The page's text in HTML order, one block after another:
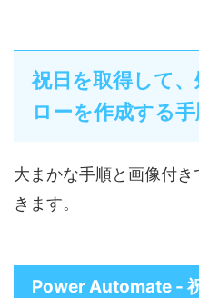
祝日を取得して
ローを作成する
大まかな手順と画像付
きます。
Power Automate -